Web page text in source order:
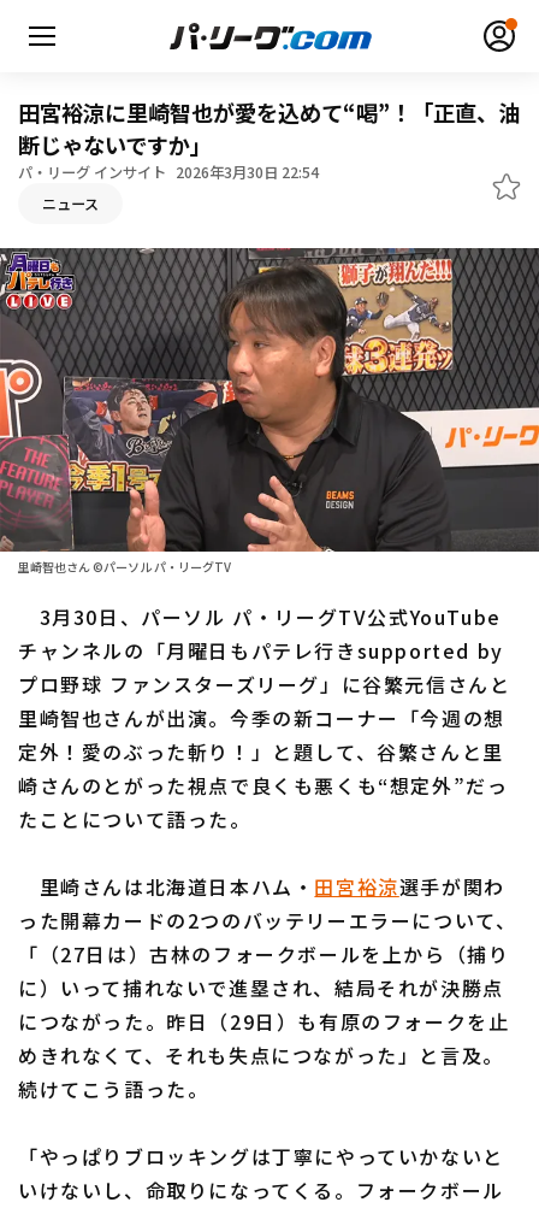
HOME
動画
日程・結果
順位表･成績
1軍公式戦
ファーム東地区
ファーム西地区
交流戦
選手名鑑
選手名鑑トップ
北海道日本ハムファイターズ
東北楽天ゴールデンイーグルス
埼玉西武ライオンズ
千葉ロッテマリーンズ
オリックス・バファローズ
福岡ソフトバンクホークス
ニュース
設定
田宮裕涼に里崎智也が愛を込めて“喝”！「正直、油
断じゃないですか」
パ・リーグ インサイト 2026年3月30日 22:54
ニュース
里崎智也さん ©パーソル パ・リーグTV
3月30日、パーソル パ・リーグTV公式YouTube
チャンネルの「月曜日もパテレ行きsupported by
プロ野球 ファンスターズリーグ」に谷繁元信さんと
里崎智也さんが出演。今季の新コーナー「今週の想
定外！愛のぶった斬り！」と題して、谷繁さんと里
崎さんのとがった視点で良くも悪くも“想定外”だっ
たことについて語った。
里崎さんは北海道日本ハム・ 田宮裕涼選手が関わ
った開幕カードの2つのバッテリーエラーについて、
「（27日は）古林のフォークボールを上から（捕り
に）いって捕れないで進塁され、結局それが決勝点
につながった。昨日（29日）も有原のフォークを止
めきれなくて、それも失点につながった」と言及。
続けてこう語った。
「やっぱりブロッキングは丁寧にやっていかないと
いけないし、命取りになってくる。フォークボール